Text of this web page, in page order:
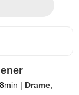
| Drame